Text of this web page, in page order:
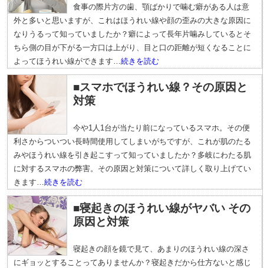
食事の際片方の歯、顎ばかりで噛む癖がある人は意
外と多いと思いますが、これはほうれい線や顔の歪みの大きな原因に
なりうるって知っていましたか？癖によって長年片噛みしているとそ
ちら側の目が下がる一方口は上がり、目と口の距離が短くなることに
よってほうれい線ができます…続きを読む
■スマホでほうれい線？その原因と
対策
今や1人1台が当たり前になっているスマホ。その便
利さからついつい長時間使用してしまいがちですが、これが肌のたる
みやほうれい線を引き起こすって知っていましたか？多岐にわたる肌
に対するスマホの弊害。その原因と対策について詳しく取り上げてい
きます…続きを読む
■寝起きのほうれい線がヤバい その
原因と対策
寝起きの顔を鏡で見て、あまりのほうれい線の深さ
にギョッとすることってありませんか？寝起きだから仕方ないと感じ